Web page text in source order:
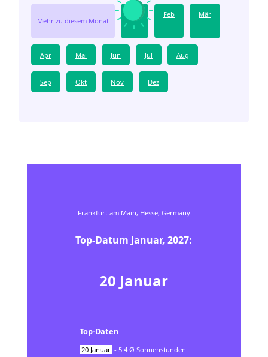
Mehr zu diesem Monat
Feb Mär
Apr Mai Jun Jul Aug
Sep Okt Nov Dez
Frankfurt am Main, Hesse, Germany
Top-Datum Januar, 2027:
20 Januar
Top-Daten
20 Januar - 5.4 Ø Sonnenstunden